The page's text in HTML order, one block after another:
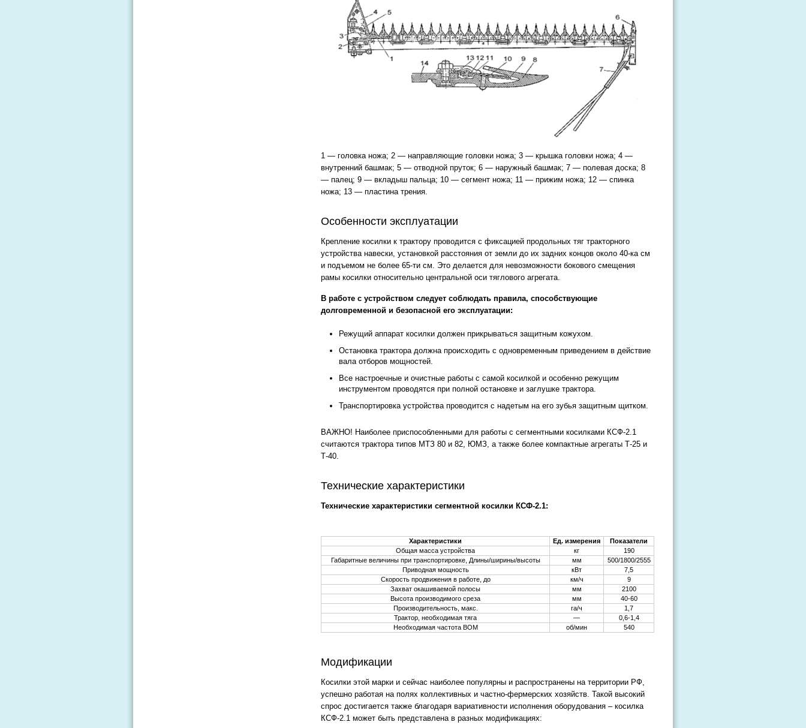
1 — головка ножа; 2 — направляющие головки ножа; 3 — крышка головки ножа; 4 —
внутренний башмак; 5 — отводной пруток; 6 — наружный башмак; 7 — полевая доска; 8
— палец; 9 — вкладыш пальца; 10 — сегмент ножа; 11 — прижим ножа; 12 — спинка
ножа; 13 — пластина трения.
Особенности эксплуатации
Крепление косилки к трактору проводится с фиксацией продольных тяг тракторного
устройства навески, установкой расстояния от земли до их задних концов около 40-ка см
и подъемом не более 65-ти см. Это делается для невозможности бокового смещения
рамы косилки относительно центральной оси тяглового агрегата.
В работе с устройством следует соблюдать правила, способствующие
долговременной и безопасной его эксплуатации:
Режущий аппарат косилки должен прикрываться защитным кожухом.
Остановка трактора должна происходить с одновременным приведением в действие
вала отборов мощностей.
Все настроечные и очистные работы с самой косилкой и особенно режущим
инструментом проводятся при полной остановке и заглушке трактора.
Транспортировка устройства проводится с надетым на его зубья защитным щитком.
ВАЖНО! Наиболее приспособленными для работы с сегментными косилками КСФ-2.1
считаются трактора типов МТЗ 80 и 82, ЮМЗ, а также более компактные агрегаты Т-25 и
Т-40.
Технические характеристики
Технические характеристики сегментной косилки КСФ-2.1:
Характеристики Ед. измерения
Показатели
Общая масса устройства
кг
190
Габаритные величины при транспортировке, Длины/ширины/высоты
мм
500/1800/2555
Приводная мощность
кВт
7,5
Скорость продвижения в работе, до
км/ч
9
Захват окашиваемой полосы
мм
2100
Высота производимого среза
мм
40-60
Производительность, макс.
га/ч
1,7
Трактор, необходимая тяга
—
0,6-1,4
Необходимая частота ВОМ
об/мин 540
Модификации
Косилки этой марки и сейчас наиболее популярны и распространены на территории РФ,
успешно работая на полях коллективных и частно-фермерских хозяйств. Такой высокий
спрос достигается также благодаря вариативности исполнения оборудования – косилка
КСФ-2.1 может быть представлена в разных модификациях: